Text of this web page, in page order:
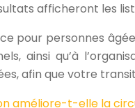
afficheront les
pour personnes
ainsi qu’à
afin que votre
améliore-t-elle la